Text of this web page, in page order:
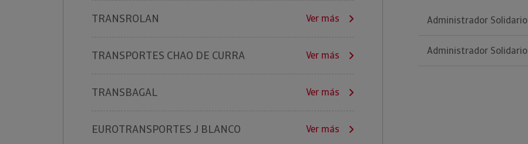
TRANSROLAN Ver más
TRANSPORTES CHAO DE CURRA Ver más
TRANSBAGAL Ver más
EUROTRANSPORTES J BLANCO Ver más
Administrador Solidario
Administrador Solidario